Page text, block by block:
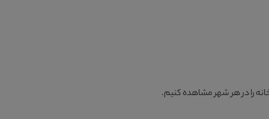
را در هر شهر مشاهده کنیم.